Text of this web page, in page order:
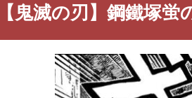
名セ
リフ【鬼滅の刃】鋼鐵塚